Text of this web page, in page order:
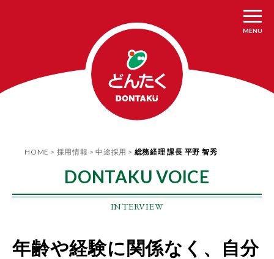
MENU
HOME 採用情報 中途採用 総務経理 課長 平野 智秀
DONTAKU VOICE
INTERVIEW
年齢や経験に関係なく、
自分